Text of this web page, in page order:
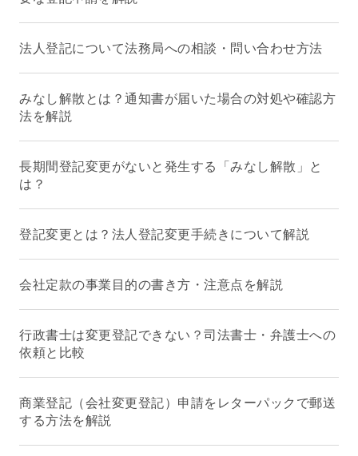
法人登記について法務局への相談・問い合わせ方法
みなし解散とは？通知書が届いた場合の対処や確認方
法を解説
長期間登記変更がないと発生する「みなし解散」と
は？
登記変更とは？法人登記変更手続きについて解説
会社定款の事業目的の書き方・注意点を解説
行政書士は変更登記できない？司法書士・弁護士への
依頼と比較
商業登記（会社変更登記）申請をレターパックで郵送
する方法を解説